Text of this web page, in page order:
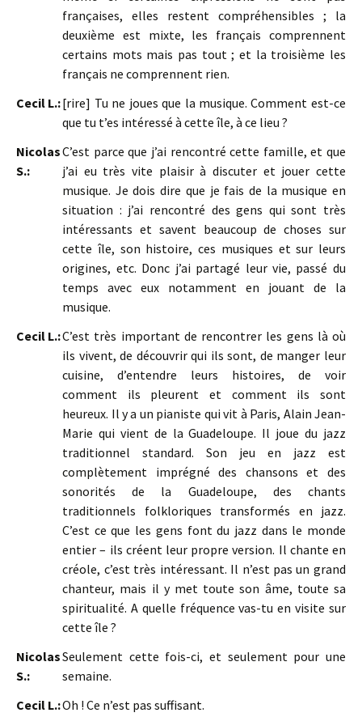
françaises, elles restent compréhensibles ; la
deuxième est mixte, les français comprennent
certains mots mais pas tout ; et la troisième les
français ne comprennent rien.
Cecil L.:[rire] Tu ne joues que la musique. Comment est-ce
que tu t’es intéressé à cette île, à ce lieu ?
Nicolas
S.:
C’est parce que j’ai rencontré cette famille, et que
j’ai eu très vite plaisir à discuter et jouer cette
musique. Je dois dire que je fais de la musique en
situation : j’ai rencontré des gens qui sont très
intéressants et savent beaucoup de choses sur
cette île, son histoire, ces musiques et sur leurs
origines, etc. Donc j’ai partagé leur vie, passé du
temps avec eux notamment en jouant de la
musique.
Cecil L.:C’est très important de rencontrer les gens là où
ils vivent, de découvrir qui ils sont, de manger leur
cuisine, d’entendre leurs histoires, de voir
comment ils pleurent et comment ils sont
heureux. Il y a un pianiste qui vit à Paris, Alain Jean-
Marie qui vient de la Guadeloupe. Il joue du jazz
traditionnel standard. Son jeu en jazz est
complètement imprégné des chansons et des
sonorités de la Guadeloupe, des chants
traditionnels folkloriques transformés en jazz.
C’est ce que les gens font du jazz dans le monde
entier – ils créent leur propre version. Il chante en
créole, c’est très intéressant. Il n’est pas un grand
chanteur, mais il y met toute son âme, toute sa
spiritualité. A quelle fréquence vas-tu en visite sur
cette île ?
Nicolas
S.:
Seulement cette fois-ci, et seulement pour une
semaine.
Cecil L.:Oh ! Ce n’est pas suffisant.